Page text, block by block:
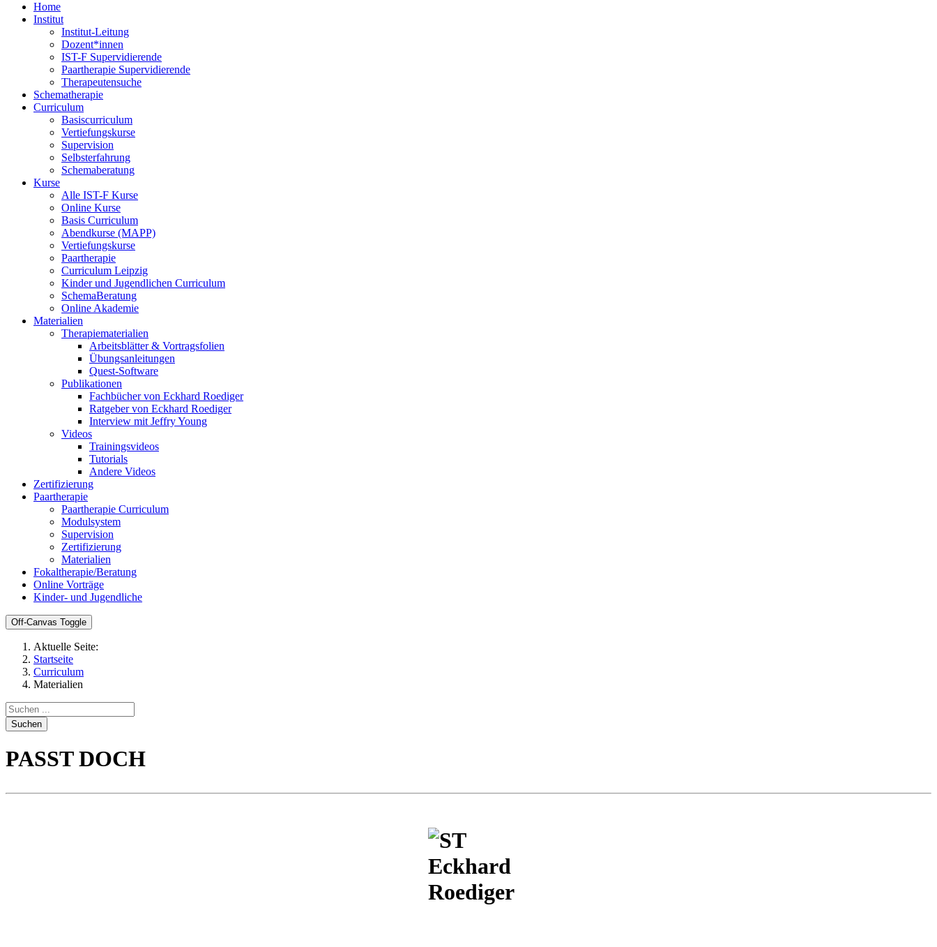
Home
Institut
Institut-Leitung
Dozent*innen
IST-F Supervidierende
Paartherapie Supervidierende
Therapeutensuche
Schematherapie
Curriculum
Basiscurriculum
Vertiefungskurse
Supervision
Selbsterfahrung
Schemaberatung
Kurse
Alle IST-F Kurse
Online Kurse
Basis Curriculum
Abendkurse (MAPP)
Vertiefungskurse
Paartherapie
Curriculum Leipzig
Kinder und Jugendlichen Curriculum
SchemaBeratung
Online Akademie
Materialien
Therapiematerialien
Arbeitsblätter & Vortragsfolien
Übungsanleitungen
Quest-Software
Publikationen
Fachbücher von Eckhard Roediger
Ratgeber von Eckhard Roediger
Interview mit Jeffry Young
Videos
Trainingsvideos
Tutorials
Andere Videos
Zertifizierung
Paartherapie
Paartherapie Curriculum
Modulsystem
Supervision
Zertifizierung
Materialien
Fokaltherapie/Beratung
Online Vorträge
Kinder- und Jugendliche
Off-Canvas Toggle
Aktuelle Seite:
Startseite
Curriculum
Materialien
Suchen
PASST DOCH